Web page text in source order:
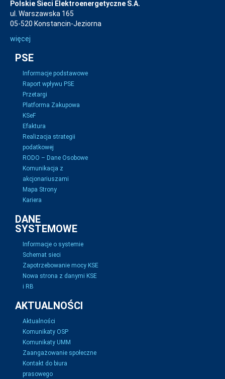
Polskie Sieci Elektroenergetyczne S.A.
ul. Warszawska 165
05-520 Konstancin-Jeziorna
więcej
PSE
Informacje podstawowe
Raport wpływu PSE
Przetargi
Platforma Zakupowa
KSeF
Efaktura
Realizacja strategii
podatkowej
RODO – Dane Osobowe
Komunikacja z
akcjonariuszami
Mapa Strony
Kariera
DANE
SYSTEMOWE
Informacje o systemie
Schemat sieci
Zapotrzebowanie mocy KSE
Nowa strona z danymi KSE
i RB
AKTUALNOŚCI
Aktualności
Komunikaty OSP
Komunikaty UMM
Zaangażowanie społeczne
Kontakt do biura
prasowego